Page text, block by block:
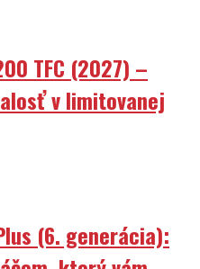
TFC (2027) –
v limitovanej
(6. generácia):